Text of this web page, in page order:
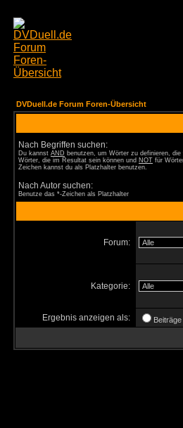
DVDuell.de Forum Foren-Übersicht
Nach Begriffen suchen:
Du kannst AND benutzen, um Wörter zu definieren,
Wörter, die im Resultat sein können und NOT für
Zeichen kannst du als Platzhalter benutzen.
Nach Autor suchen:
Benutze das *-Zeichen als Platzhalter
Forum:
Kategorie:
Ergebnis anzeigen als: Beiträge